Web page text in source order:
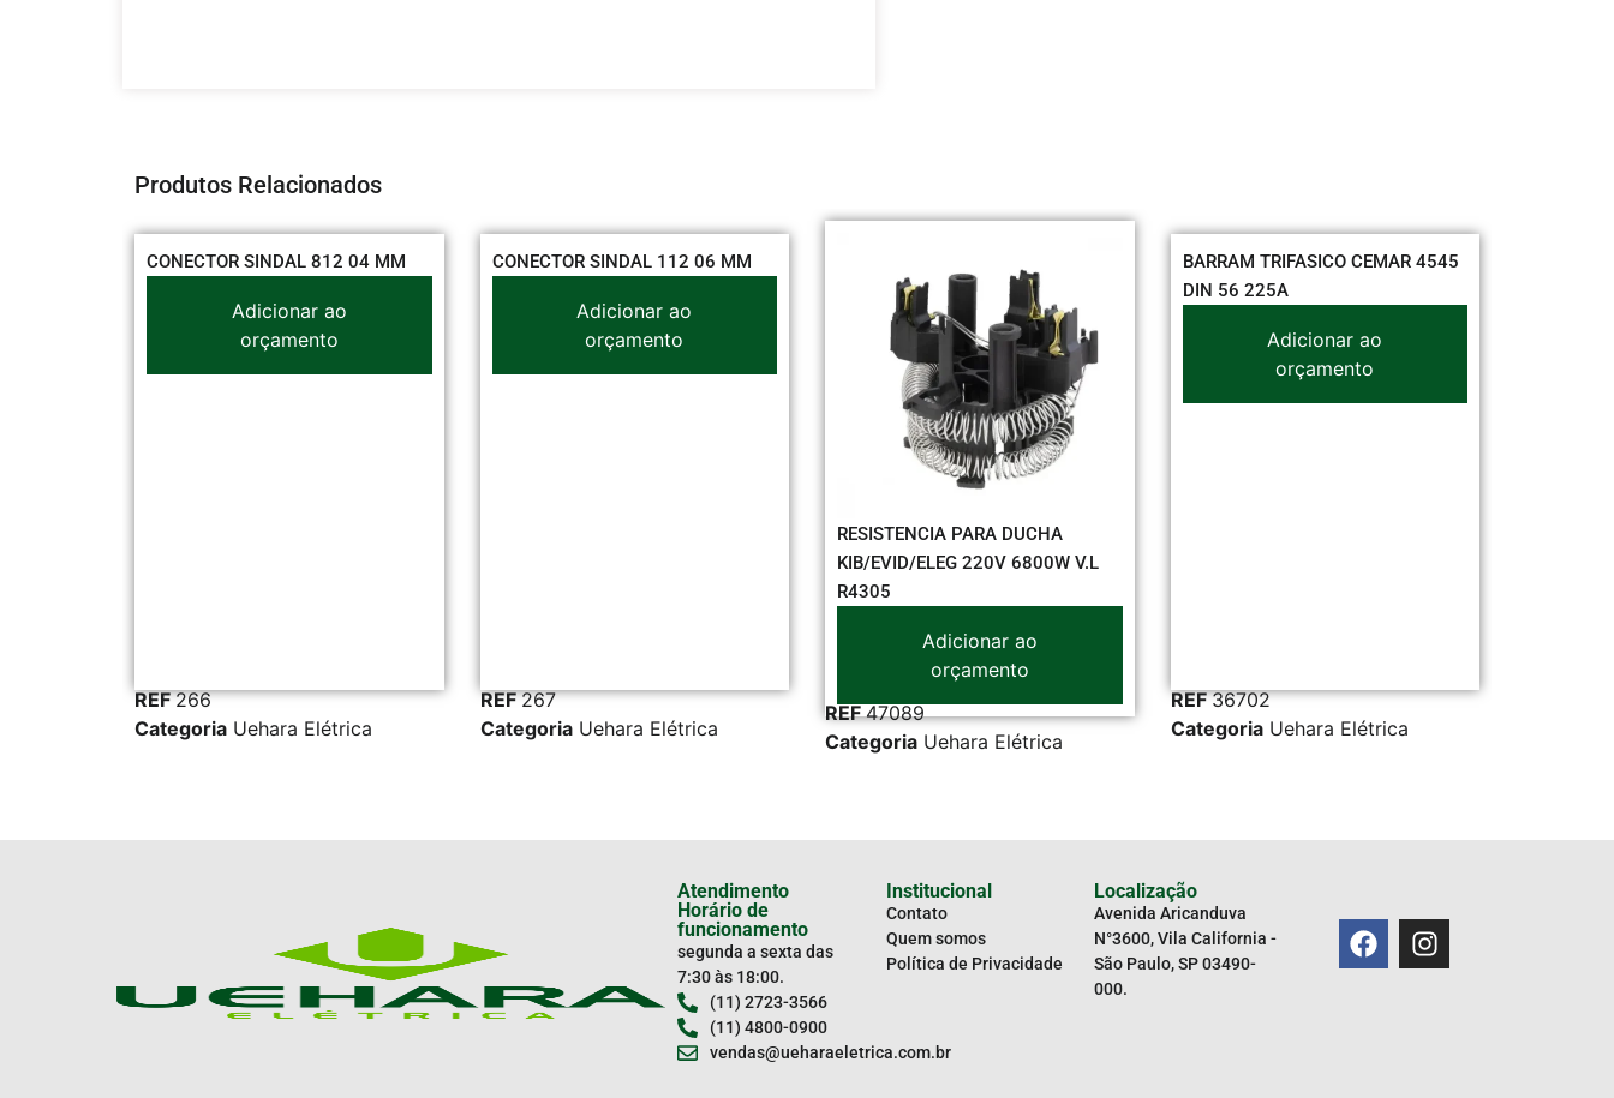
Produtos Relacionados
SINDAL 812 04 MM
Uehara Elétrica
CONECTOR SINDAL 112 06 MM
REF267
Categoria
Uehara Elétrica
RESISTENCIA PARA DUCHA
KIB/EVID/ELEG 220V 6800W V.L
Categoria
Uehara Elétrica
BARRAM TRIFASICO CEMAR 4545
DIN 56 225A
REF36702
Categoria Uehara Elétrica
CONEXAO PRE-ZINCADO
REF5355
Categoria
Atendimento
Horário de
funcionamento
segunda a sexta das
7:30 às 18:00.
(11) 2723-3566
(11) 4800-0900
vendas@ueharaeletrica.com.br
Institucional
Contato
Quem somos
Política de Privacidade
Localização
Avenida Aricanduva
N°3600, Vila California -
São Paulo, SP 03490-
000.